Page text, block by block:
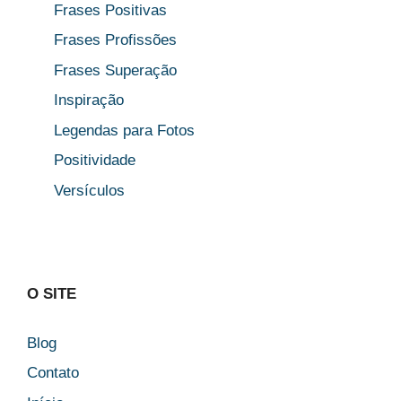
Frases Positivas
Frases Profissões
Frases Superação
Inspiração
Legendas para Fotos
Positividade
Versículos
O SITE
Blog
Contato